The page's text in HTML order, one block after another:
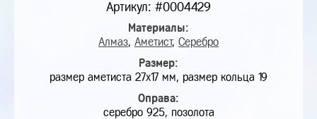
Артикул: #0004429
Материалы:
Алмаз, Аметист, Серебро
Размер:
размер аметиста 27х17 мм, размер кольца 19
Оправа:
серебро 925, позолота